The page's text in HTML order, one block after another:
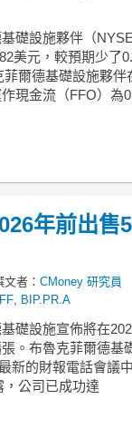
礎設施夥伴（
美元，較預期少
菲爾德基礎設施夥
現金流（FFO）為
年前出售
文者： CMoney 研究員
BIP.PR.A
礎設施宣佈將在
。布魯克菲爾德基
新的財報電話會議
，公司已成功達